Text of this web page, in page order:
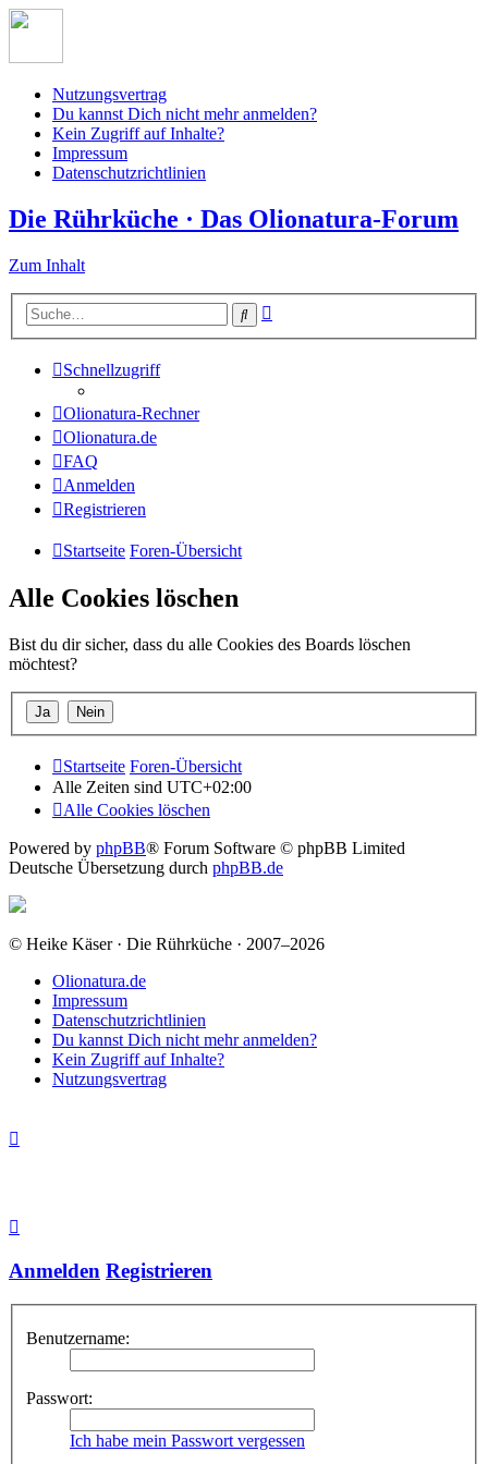
Nutzungsvertrag
Du kannst Dich nicht mehr anmelden?
Kein Zugriff auf Inhalte?
Impressum
Datenschutzrichtlinien
Die Rührküche · Das Olionatura-Forum
Zum Inhalt
Suche
Schnellzugriff
Olionatura-Rechner
Olionatura.de
FAQ
Anmelden
Registrieren
Startseite Foren-Übersicht
Alle Cookies löschen
Bist du dir sicher, dass du alle Cookies des Boards löschen
möchtest?
Startseite Foren-Übersicht
Alle Zeiten sind UTC+02:00
Alle Cookies löschen
Powered by phpBB® Forum Software © phpBB Limited
Deutsche Übersetzung durch phpBB.de
© Heike Käser · Die Rührküche · 2007–2026
Olionatura.de
Impressum
Datenschutzrichtlinien
Du kannst Dich nicht mehr anmelden?
Kein Zugriff auf Inhalte?
Nutzungsvertrag
Anmelden Registrieren
Benutzername:
Passwort:
Ich habe mein Passwort vergessen